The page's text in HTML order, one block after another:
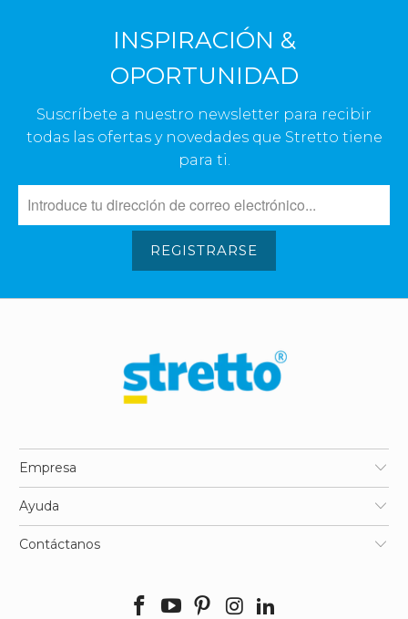
INSPIRACIÓN &
OPORTUNIDAD
Suscríbete a nuestro newsletter para recibir
todas las ofertas y novedades que Stretto tiene
para ti.
REGISTRARSE
Empresa
Ayuda
Contáctanos